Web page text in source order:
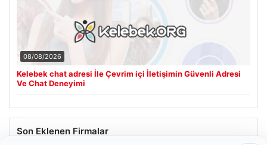
08/08/2026
Kelebek chat adresi İle Çevrim içi İletişimin Güvenli Adresi
Ve Chat Deneyimi
Son Eklenen Firmalar